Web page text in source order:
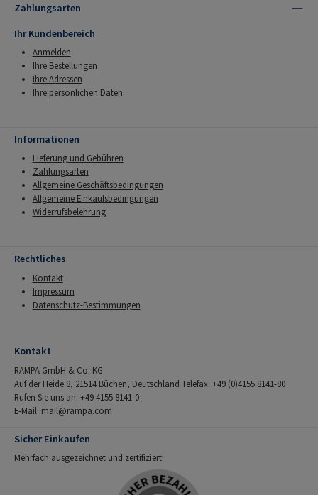
Zahlungsarten
Ihr Kundenbereich
Anmelden
Ihre Bestellungen
Ihre Adressen
Ihre persönlichen Daten
Informationen
Lieferung und Gebühren
Zahlungsarten
Allgemeine Geschäftsbedingungen
Allgemeine Einkaufsbedingungen
Widerrufsbelehrung
Rechtliches
Kontakt
Impressum
Datenschutz-Bestimmungen
Kontakt
RAMPA GmbH & Co. KG
Auf der Heide 8, 21514 Büchen, Deutschland Telefax: +49 (0)4155 8141-80
Rufen Sie uns an: +49 4155 8141-0
E-Mail: mail@rampa.com
Sicher Einkaufen
Mehrfach ausgezeichnet und zertifiziert!